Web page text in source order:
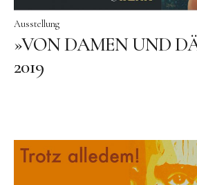
Platzhalter
Ausstellung
»VON DAMEN UND
2019